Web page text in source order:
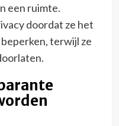
een ruimte.
doordat ze het
terwijl ze